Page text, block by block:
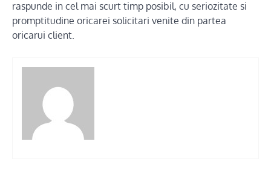
raspunde in cel mai scurt timp posibil, cu seriozitate si
promptitudine oricarei solicitari venite din partea
oricarui client.